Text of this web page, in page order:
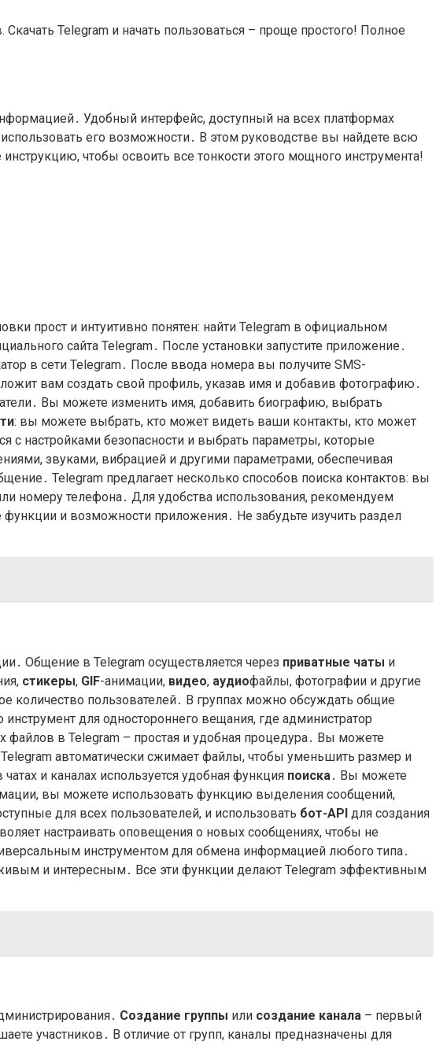
Telegram и начать пользоваться – проще простого! Полное
Удобный интерфейс, доступный на всех платформах
использовать его возможности․ В этом руководстве вы найдете всю
чтобы освоить все тонкости этого мощного инструмента!
прост и интуитивно понятен: найти Telegram в официальном
сайта Telegram․ После установки запустите приложение․
в сети Telegram․ После ввода номера вы получите SMS-
вам создать свой профиль, указав имя и добавив фотографию․
Вы можете изменить имя, добавить биографию, выбрать
: вы можете выбрать, кто может видеть ваши контакты, кто может
с настройками безопасности и выбрать параметры, которые
звуками, вибрацией и другими параметрами, обеспечивая
Telegram предлагает несколько способов поиска контактов: вы
номеру телефона․ Для удобства использования, рекомендуем
и возможности приложения․ Не забудьте изучить раздел
Общение в Telegram осуществляется через приватные чаты и
стикеры, GIF-анимации, видео, аудиофайлы, фотографии и другие
количество пользователей․ В группах можно обсуждать общие
инструмент для одностороннего вещания, где администратор
файлов в Telegram – простая и удобная процедура․ Вы можете
автоматически сжимает файлы, чтобы уменьшить размер и
и каналах используется удобная функция поиска ․ Вы можете
вы можете использовать функцию выделения сообщений,
для всех пользователей, и использовать бот-API для создания
настраивать оповещения о новых сообщениях, чтобы не
инструментом для обмена информацией любого типа․
и интересным․ Все эти функции делают Telegram эффективным
Создание группы или создание канала – первый
участников․ В отличие от групп, каналы предназначены для